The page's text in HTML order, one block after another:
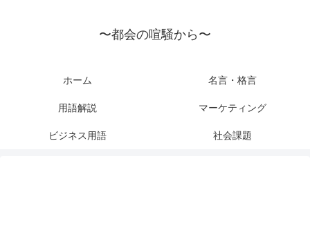
〜都会の喧騒から〜
ホーム 名言・格言
用語解説 マーケティング
ビジネス用語 社会課題